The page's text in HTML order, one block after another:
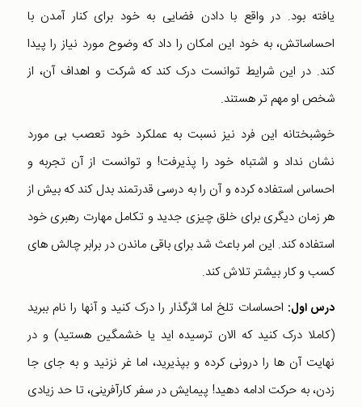
یافته بود. در واقع با دادن فضایی به خود برای کنار آمدن با
احساساتش، به خود این امکان را داد که وضوح مورد نیاز را پیدا
کند. در این شرایط توانست درک کند که شرکت و اهداف آن، از
شخص او مهم تر هستند.
خوشبختانه این فرد نیز نسبت به عملکرد خود تعصب بی مورد
نشان نداد و اشتباه خود را پذیرفت! و توانست از آن تجربه و
احساس استفاده کرده و آن را به درسی قدرتمند بدل کند که بیش از
هر زمان دیگری برای خلق چیزی جدید و تکامل مهارت رهبری خود
استفاده کند. این امر باعث شد برای باقی ماندن در برابر چالش های
کسب و کار بیشتر تلاش کند.
درس اول: احساسات تلخ اما اثرگذار را درک کنید و آنها را نام ببرید
(کاملا درک کنید که الان ترسیده اید یا خشمگین هستید) و در
نهایت آن ها را درونی کرده و بپذیرید، اما غر نزنید و به جای جا
زدن، به حرکت ادامه دهید! پیمایش در سفر کارآفرینی، تا حد زیادی